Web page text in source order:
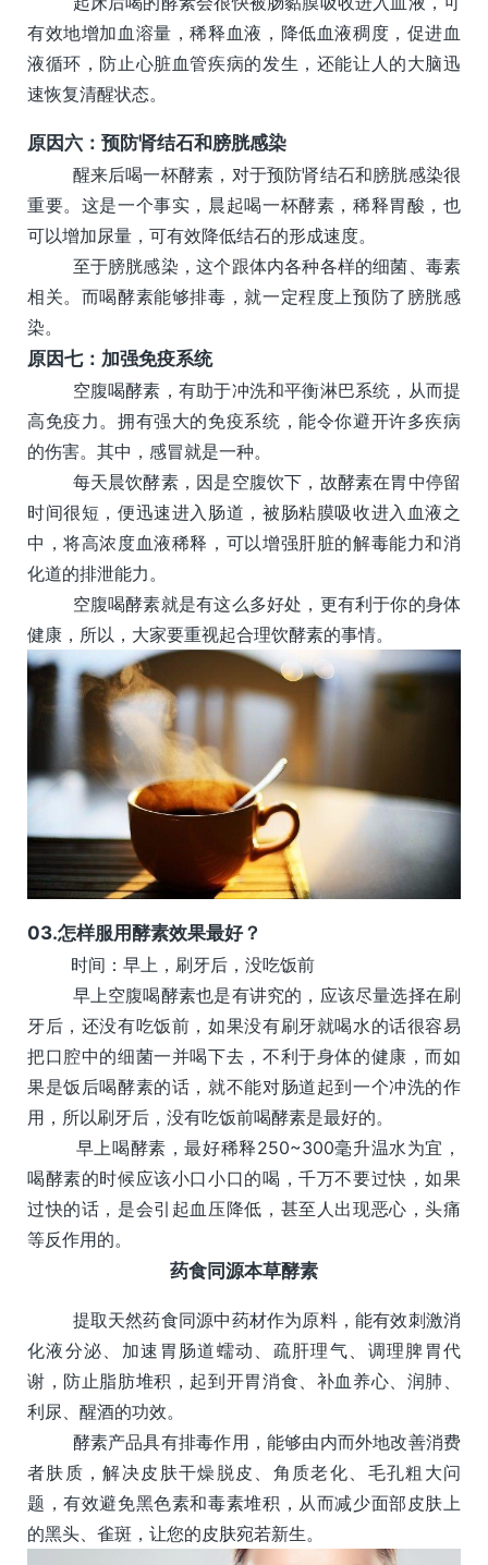
有效地增加血溶量，稀释血液，降低血液稠度，促进血
液循环，防止心脏血管疾病的发生，还能让人的大脑迅
速恢复清醒状态。
原因六：预防肾结石和膀胱感染
醒来后喝一杯酵素，对于预防肾结石和膀胱感染很
重要。这是一个事实，晨起喝一杯酵素，稀释胃酸，也
可以增加尿量，可有效降低结石的形成速度。
至于膀胱感染，这个跟体内各种各样的细菌、毒素
相关。而喝酵素能够排毒，就一定程度上预防了膀胱感
染。
原因七：加强免疫系统
空腹喝酵素，有助于冲洗和平衡淋巴系统，从而提
高免疫力。拥有强大的免疫系统，能令你避开许多疾病
的伤害。其中，感冒就是一种。
每天晨饮酵素，因是空腹饮下，故酵素在胃中停留
时间很短，便迅速进入肠道，被肠粘膜吸收进入血液之
中，将高浓度血液稀释，可以增强肝脏的解毒能力和消
化道的排泄能力。
空腹喝酵素就是有这么多好处，更有利于你的身体
健康，所以，大家要重视起合理饮酵素的事情。
03.怎样服用酵素效果最好？
时间：早上，刷牙后，没吃饭前
早上空腹喝酵素也是有讲究的，应该尽量选择在刷
牙后，还没有吃饭前，如果没有刷牙就喝水的话很容易
把口腔中的细菌一并喝下去，不利于身体的健康，而如
果是饭后喝酵素的话，就不能对肠道起到一个冲洗的作
用，所以刷牙后，没有吃饭前喝酵素是最好的。
早上喝酵素，最好稀释250~300毫升温水为宜，
喝酵素的时候应该小口小口的喝，千万不要过快，如果
过快的话，是会引起血压降低，甚至人出现恶心，头痛
等反作用的。
药食同源本草酵素
提取天然药食同源中药材作为原料，能有效刺激消
化液分泌、加速胃肠道蠕动、疏肝理气、调理脾胃代
谢，防止脂肪堆积，起到开胃消食、补血养心、润肺、
利尿、醒酒的功效。
酵素产品具有排毒作用，能够由内而外地改善消费
者肤质，解决皮肤干燥脱皮、角质老化、毛孔粗大问
题，有效避免黑色素和毒素堆积，从而减少面部皮肤上
的黑头、雀斑，让您的皮肤宛若新生。